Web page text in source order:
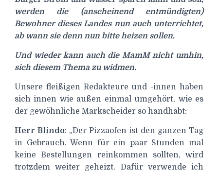
werden die (anscheinend entmündigten)
Bewohner dieses Landes nun auch unterrichtet,
ab wann sie denn nun bitte heizen sollen.
Und wieder kann auch die MamM nicht umhin,
sich diesem Thema zu widmen.
Unsere fleißigen Redakteure und -innen haben
sich innen wie außen einmal umgehört, wie es
der gewöhnliche Markscheider so handhabt:
Herr Blindo: „Der Pizzaofen ist den ganzen Tag
in Gebrauch. Wenn für ein paar Stunden mal
keine Bestellungen reinkommen sollten, wird
trotzdem weiter geheizt. Dafür verwende ich